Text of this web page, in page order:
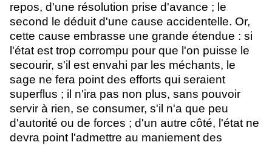
repos, d'une résolution prise d'avance ; le
second le déduit d'une cause accidentelle. Or,
cette cause embrasse une grande étendue : si
l'état est trop corrompu pour que l'on puisse le
secourir, s'il est envahi par les méchants, le
sage ne fera point des efforts qui seraient
superflus ; il n'ira pas non plus, sans pouvoir
servir à rien, se consumer, s'il n'a que peu
d'autorité ou de forces ; d'un autre côté, l'état ne
devra point l'admettre au maniement des